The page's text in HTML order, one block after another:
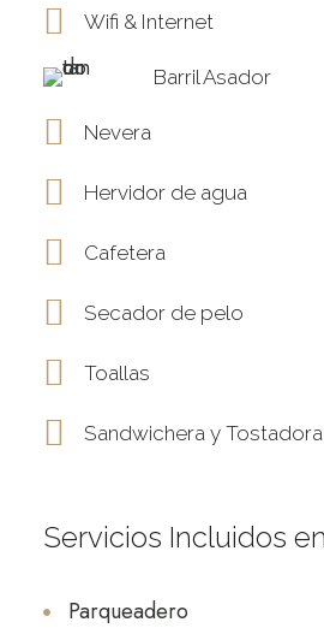
Wifi & Internet
Barril Asador
Nevera
Hervidor de agua
Cafetera
Secador de pelo
Toallas
Sandwichera y Tostadora
Servicios Incluidos
Parqueadero